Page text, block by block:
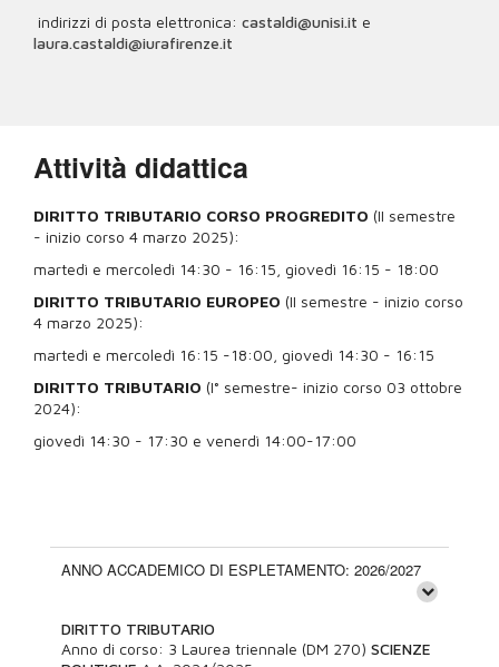
indirizzi di posta elettronica: castaldi@unisi.it e
laura.castaldi@iurafirenze.it
Attività didattica
DIRITTO TRIBUTARIO CORSO PROGREDITO (II semestre
- inizio corso 4 marzo 2025):
martedì e mercoledì 14:30 - 16:15, giovedì 16:15 - 18:00
DIRITTO TRIBUTARIO EUROPEO (II semestre - inizio corso
4 marzo 2025):
martedì e mercoledì 16:15 -18:00, giovedì 14:30 - 16:15
DIRITTO TRIBUTARIO (I° semestre- inizio corso 03 ottobre
2024):
giovedì 14:30 - 17:30 e venerdì 14:00-17:00
ANNO ACCADEMICO DI ESPLETAMENTO: 2026/2027
DIRITTO TRIBUTARIO
Anno di corso: 3 Laurea triennale (DM 270) SCIENZE